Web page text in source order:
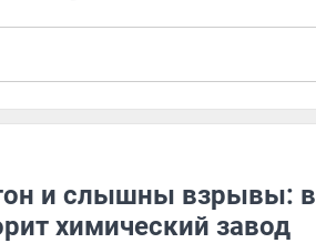
и слышны взрывы: в
химический завод